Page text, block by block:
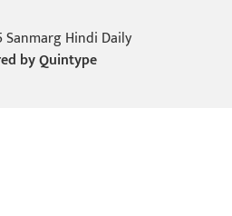
Sanmarg Hindi Daily
byQuintype